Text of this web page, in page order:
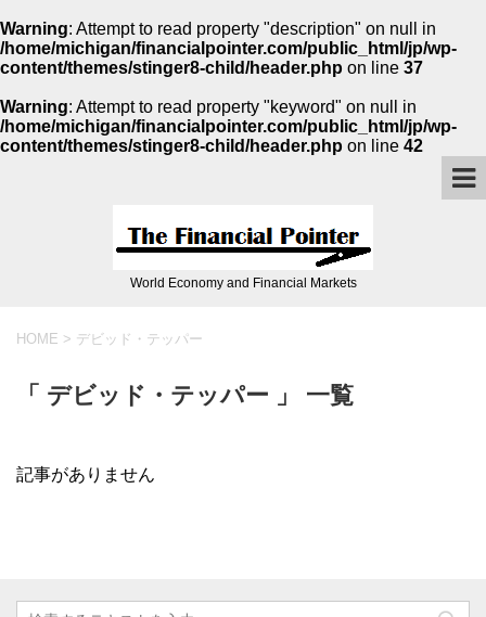
Warning: Attempt to read property "description" on null in
/home/michigan/financialpointer.com/public_html/jp/wp-
content/themes/stinger8-child/header.php on line 37
Warning: Attempt to read property "keyword" on null in
/home/michigan/financialpointer.com/public_html/jp/wp-
content/themes/stinger8-child/header.php on line 42
World Economy and Financial Markets
HOME > デビッド・テッパー
「 デビッド・テッパー 」 一覧
記事がありません